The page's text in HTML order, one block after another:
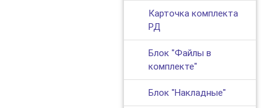
Карточка комплекта
РД
Блок "Файлы в
комплекте"
Блок "Накладные"